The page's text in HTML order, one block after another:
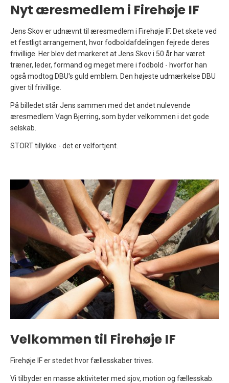
Nyt æresmedlem i Firehøje IF
Jens Skov er udnævnt til æresmedlem i Firehøje IF. Det skete ved
et festligt arrangement, hvor fodboldafdelingen fejrede deres
frivillige. Her blev det markeret at Jens Skov i 50 år har været
træner, leder, formand og meget mere i fodbold - hvorfor han
også modtog DBU's guld emblem. Den højeste udmærkelse DBU
giver til frivillige.
På billedet står Jens sammen med det andet nulevende
æresmedlem Vagn Bjerring, som byder velkommen i det gode
selskab.
STORT tillykke - det er velfortjent.
Velkommen til Firehøje IF
Firehøje IF er stedet hvor fællesskaber trives.
Vi tilbyder en masse aktiviteter med sjov, motion og fællesskab.